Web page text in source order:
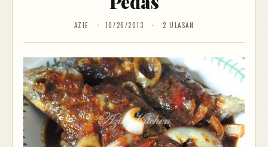
AZIE 10/26/2013 2 ULASAN